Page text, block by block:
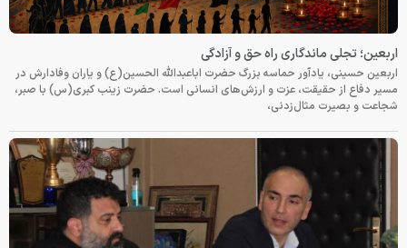
اربعین؛ تجلی ماندگاری راه حق و آزادگی
اربعین حسینی، یادآور حماسه بزرگ حضرت اباعبدالله الحسین(ع) و یاران وفادارش در
مسیر دفاع از حقیقت، عزت و ارزش‌های انسانی است. حضرت زینب کبری(س) با صبر،
شجاعت و بصیرت مثال‌زدنی،